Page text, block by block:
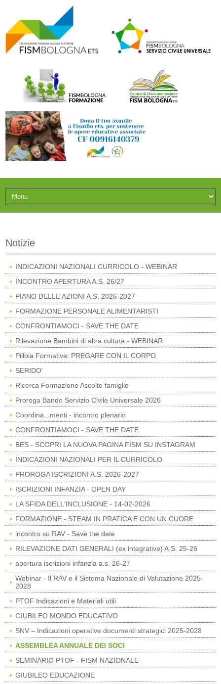
Notizie
INDICAZIONI NAZIONALI CURRICOLO - WEBINAR
INCONTRO APERTURA A.S. 26/27
PIANO DELLE AZIONI A.S. 2026-2027
FORMAZIONE PERSONALE ALIMENTARISTI
CONFRONTIAMOCI - SAVE THE DATE
Rilevazione Bambini di altra cultura - WEBINAR
Pillola Formativa: PREGARE CON IL CORPO
SERIDO'
Ricerca Formazione Ascolto famiglie
Proroga Bando Servizio Civile Universale 2026
Coordina...menti - incontro plenario
CONFRONTIAMOCI - SAVE THE DATE
BES - SCOPRI LA NUOVA PAGINA FISM SU INSTAGRAM
INDICAZIONI NAZIONALI PER IL CURRICOLO
PROROGA ISCRIZIONI A.S. 2026-2027
ISCRIZIONI INFANZIA - OPEN DAY
LA SFIDA DELL'INCLUSIONE - 14-02-2026
FORMAZIONE - STEAM IN PRATICA E CON UN CUORE
incontro su RAV - Save the date
RILEVAZIONE DATI GENERALI (ex integrative) A.S. 25-26
apertura iscrizioni infanzia a.s. 26-27
Webinar - Il RAV e il Sistema Nazionale di Valutazione 2025-
2028
PTOF Indicazioni e Materiali utili
GIUBILEO MONDO EDUCATIVO
SNV – Indicazioni operative documenti strategici 2025-2028
ASSEMBLEA ANNUALE DEI SOCI
SEMINARIO PTOF - FISM NAZIONALE
GIUBILEO EDUCAZIONE